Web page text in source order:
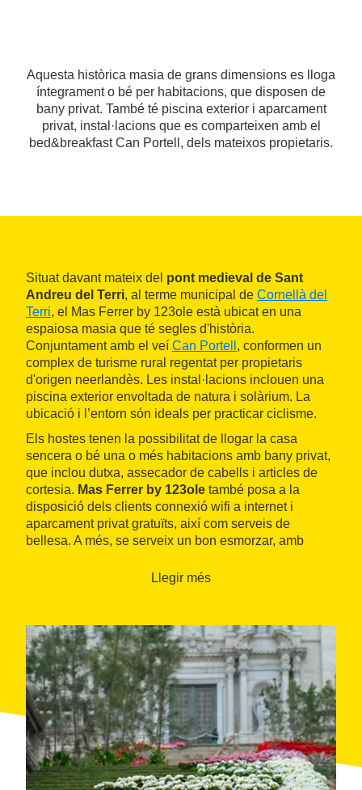
Aquesta històrica masia de grans dimensions es lloga
íntegrament o bé per habitacions, que disposen de
bany privat. També té piscina exterior i aparcament
privat, instal·lacions que es comparteixen amb el
bed&breakfast Can Portell, dels mateixos propietaris.
Situat davant mateix del pont medieval de Sant
Andreu del Terri, al terme municipal de Cornellà del
Terri, el Mas Ferrer by 123ole està ubicat en una
espaiosa masia que té segles d'història.
Conjuntament amb el veí Can Portell , conformen un
complex de turisme rural regentat per propietaris
d'origen neerlandès. Les instal·lacions inclouen una
piscina exterior envoltada de natura i solàrium. La
ubicació i l’entorn són ideals per practicar ciclisme.
Els hostes tenen la possibilitat de llogar la casa
sencera o bé una o més habitacions amb bany privat,
que inclou dutxa, assecador de cabells i articles de
cortesia. Mas Ferrer by 123ole també posa a la
disposició dels clients connexió wifi a internet i
aparcament privat gratuïts, així com serveis de
bellesa. A més, se serveix un bon esmorzar, amb
segons les necessitats i preferències de cadascú.
Llegir més